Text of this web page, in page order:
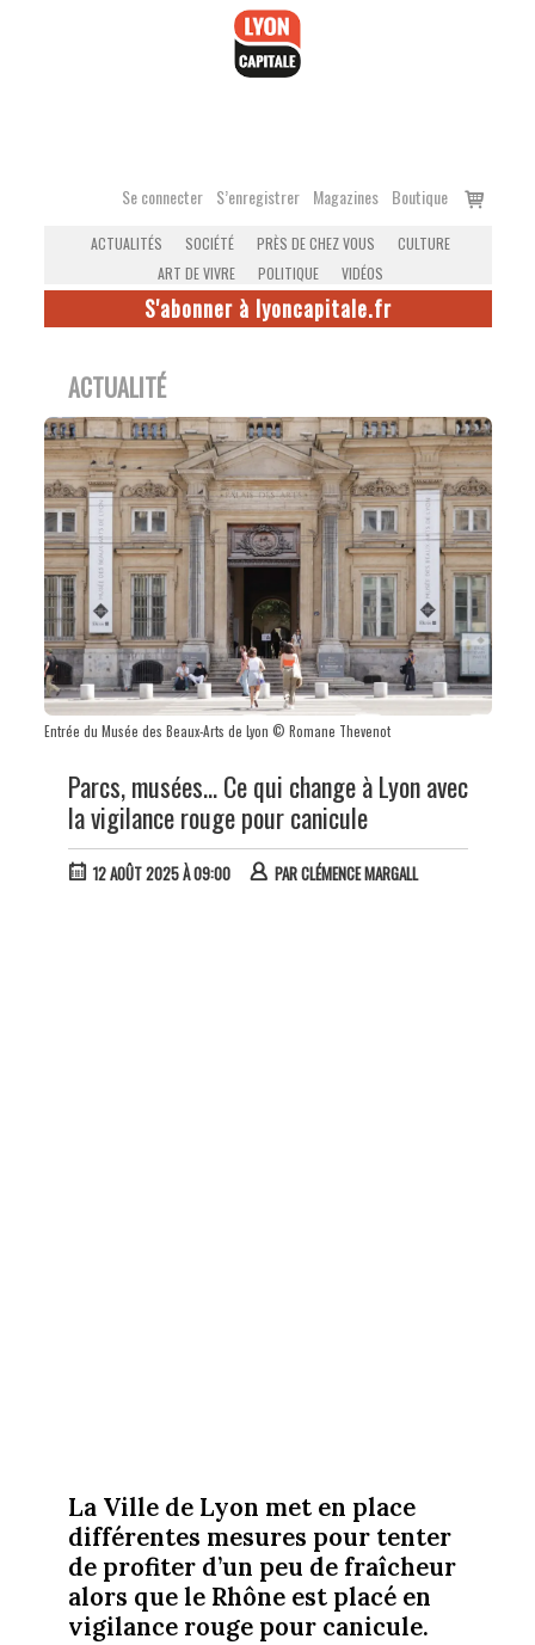
Se connecter S’enregistrer Magazines Boutique
Voir
ACTUALITÉS SOCIÉTÉ PRÈS DE CHEZ VOUS
CULTURE
ART DE VIVRE
POLITIQUE VIDÉOS
S'abonner à lyoncapitale.fr
ACTUALITÉ
Entrée du Musée des Beaux-Arts de Lyon © Romane Thevenot
Parcs, musées… Ce qui change à Lyon avec
la vigilance rouge pour canicule
12 AOÛT 2025 À 09:00 PARCLÉMENCE MARGALL
La Ville de Lyon met en place
différentes mesures pour tenter
de profiter d’un peu de fraîcheur
alors que le Rhône est placé en
vigilance rouge pour canicule.